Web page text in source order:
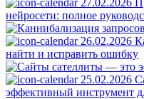
нейросети: полное
26.02.2026
найти и исправить ошибку
25.02.2026
эффективный инструмент